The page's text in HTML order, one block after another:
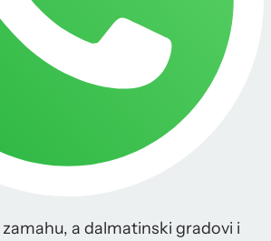
a dalmatinski gradovi i